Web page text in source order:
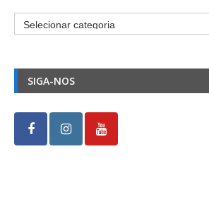
Escolha
uma
do
Blog
SIGA-NOS